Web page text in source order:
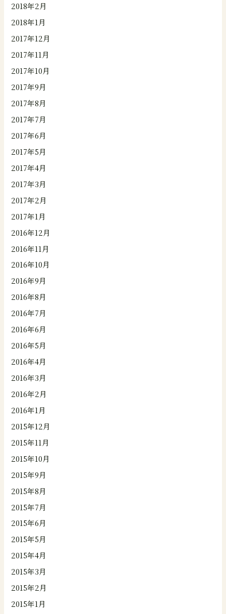
2018年2月
2018年1月
2017年12月
2017年11月
2017年10月
2017年9月
2017年8月
2017年7月
2017年6月
2017年5月
2017年4月
2017年3月
2017年2月
2017年1月
2016年12月
2016年11月
2016年10月
2016年9月
2016年8月
2016年7月
2016年6月
2016年5月
2016年4月
2016年3月
2016年2月
2016年1月
2015年12月
2015年11月
2015年10月
2015年9月
2015年8月
2015年7月
2015年6月
2015年5月
2015年4月
2015年3月
2015年2月
2015年1月